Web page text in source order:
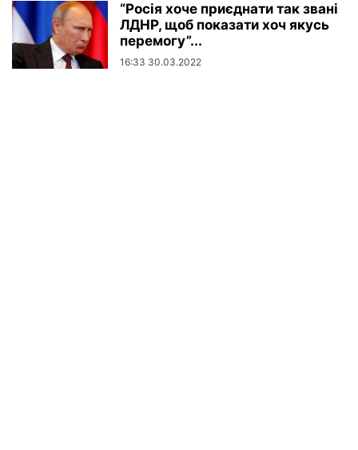
“Росія хоче приєднати так звані
ЛДНР, щоб показати хоч якусь
перемогу”...
16:33 30.03.2022